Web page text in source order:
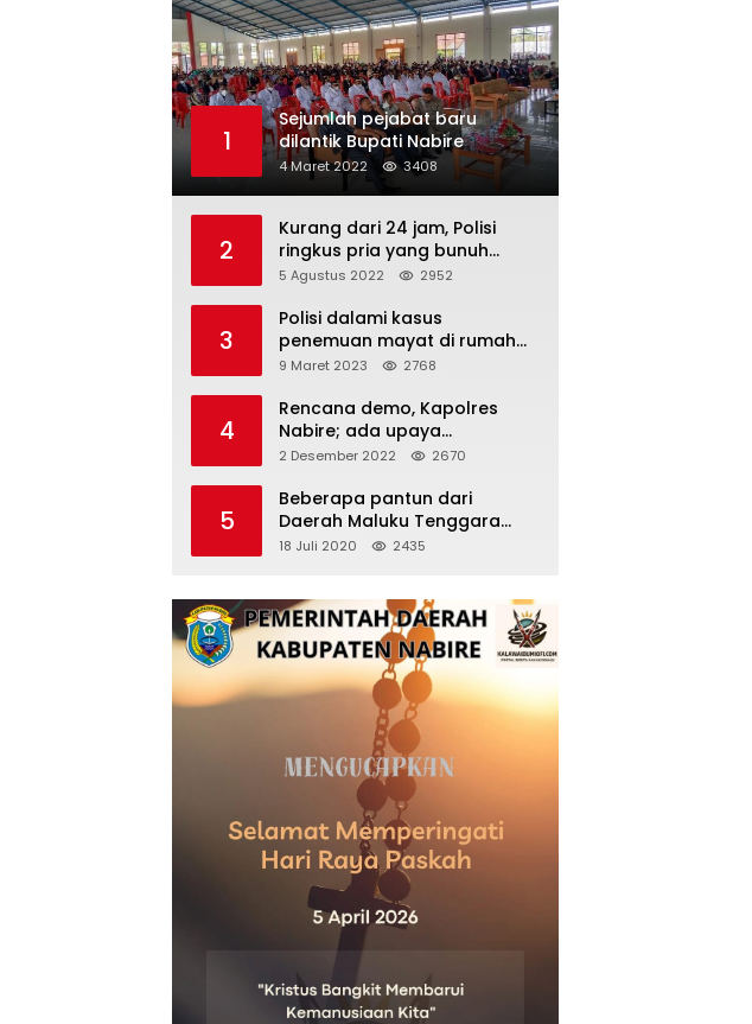
1
Sejumlah pejabat baru
dilantik Bupati Nabire
4 Maret 2022 3408
2
Kurang dari 24 jam, Polisi
ringkus pria yang bunuh
istrinya
5 Agustus 2022 2952
3
Polisi dalami kasus
penemuan mayat di rumah
dokter
9 Maret 2023 2768
4
Rencana demo, Kapolres
Nabire; ada upaya
pencegahan dan dua Suku
2 Desember 2022 2670
5
Beberapa pantun dari
Daerah Maluku Tenggara
(Kei)
18 Juli 2020 2435